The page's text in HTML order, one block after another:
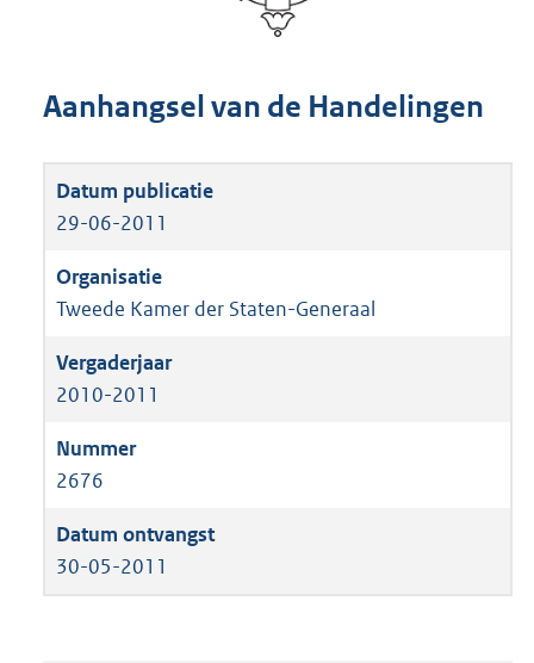
Aanhangsel van de Handelingen
29-06-2011
Tweede Kamer der Staten-Generaal
2010-2011
2676
30-05-2011